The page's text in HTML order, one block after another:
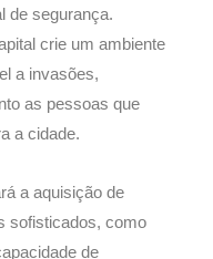
de segurança.
crie um ambiente
a invasões,
as pessoas que
a cidade.
a aquisição de
sofisticados, como
de